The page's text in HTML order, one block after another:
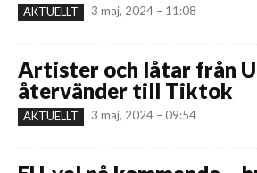
AKTUELLT 3 maj, 2024 – 11:08
Artister och låtar från
återvänder till Tiktok
AKTUELLT 3 maj, 2024 – 09:54